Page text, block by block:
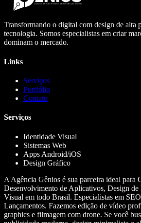
Transformando o digital com design de alta
tecnologia. Somos especialistas em criar
dominam o mercado.
Links
Serviços
Portfólio
Contato
Serviços
Identidade Visual
Sistemas Web
Apps Android/iOS
Design Gráfico
A Agência Gênios é sua parceira ideal para
Desenvolvimento de Aplicativos, Design de
Visual em todo Brasil. Especialistas em
Lançamentos. Fazemos edição de vídeo
graphics e filmagem com drone. Se você